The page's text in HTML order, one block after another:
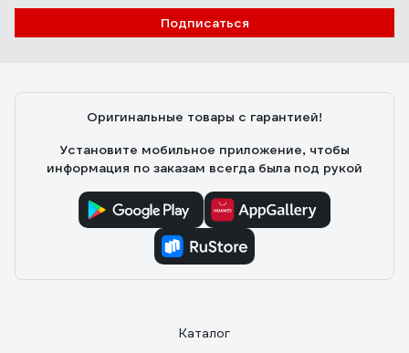
Подписаться
Оригинальные товары с гарантией!
Установите мобильное приложение, чтобы
информация по заказам всегда была под рукой
Каталог